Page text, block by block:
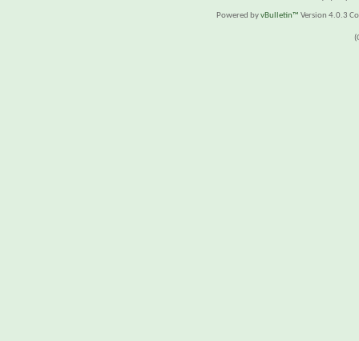
Powered byvBulletin™ Version 4.0.3